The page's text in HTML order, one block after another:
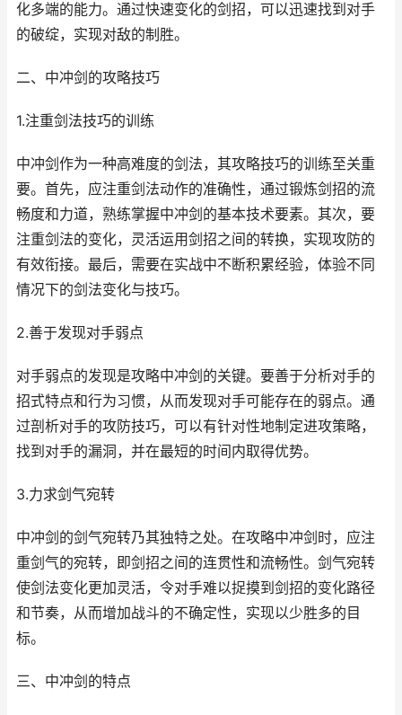
化多端的能力。通过快速变化的剑招，可以迅速找到对手
的破绽，实现对敌的制胜。
二、中冲剑的攻略技巧
1.注重剑法技巧的训练
中冲剑作为一种高难度的剑法，其攻略技巧的训练至关重
要。首先，应注重剑法动作的准确性，通过锻炼剑招的流
畅度和力道，熟练掌握中冲剑的基本技术要素。其次，要
注重剑法的变化，灵活运用剑招之间的转换，实现攻防的
有效衔接。最后，需要在实战中不断积累经验，体验不同
情况下的剑法变化与技巧。
2.善于发现对手弱点
对手弱点的发现是攻略中冲剑的关键。要善于分析对手的
招式特点和行为习惯，从而发现对手可能存在的弱点。通
过剖析对手的攻防技巧，可以有针对性地制定进攻策略，
找到对手的漏洞，并在最短的时间内取得优势。
3.力求剑气宛转
中冲剑的剑气宛转乃其独特之处。在攻略中冲剑时，应注
重剑气的宛转，即剑招之间的连贯性和流畅性。剑气宛转
使剑法变化更加灵活，令对手难以捉摸到剑招的变化路径
和节奏，从而增加战斗的不确定性，实现以少胜多的目
标。
三、中冲剑的特点